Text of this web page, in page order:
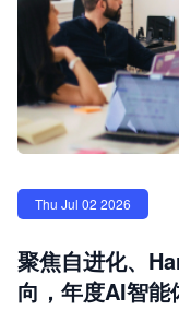
Thu Jul 02 2026
聚焦自进化、
向，年度AI智能